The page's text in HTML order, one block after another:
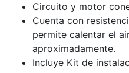
Circuito y motor
Cuenta con
permite calentar el
aproximadamente.
Incluye Kit de